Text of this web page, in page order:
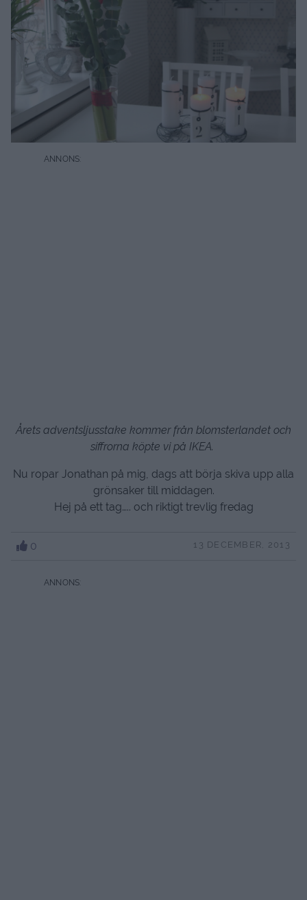
Årets adventsljusstake kommer från blomsterlandet och
siffrorna köpte vi på IKEA.
Nu ropar Jonathan på mig, dags att börja skiva upp alla
grönsaker till middagen.
Hej på ett tag….. och riktigt trevlig fredag
0 13 DECEMBER, 2013